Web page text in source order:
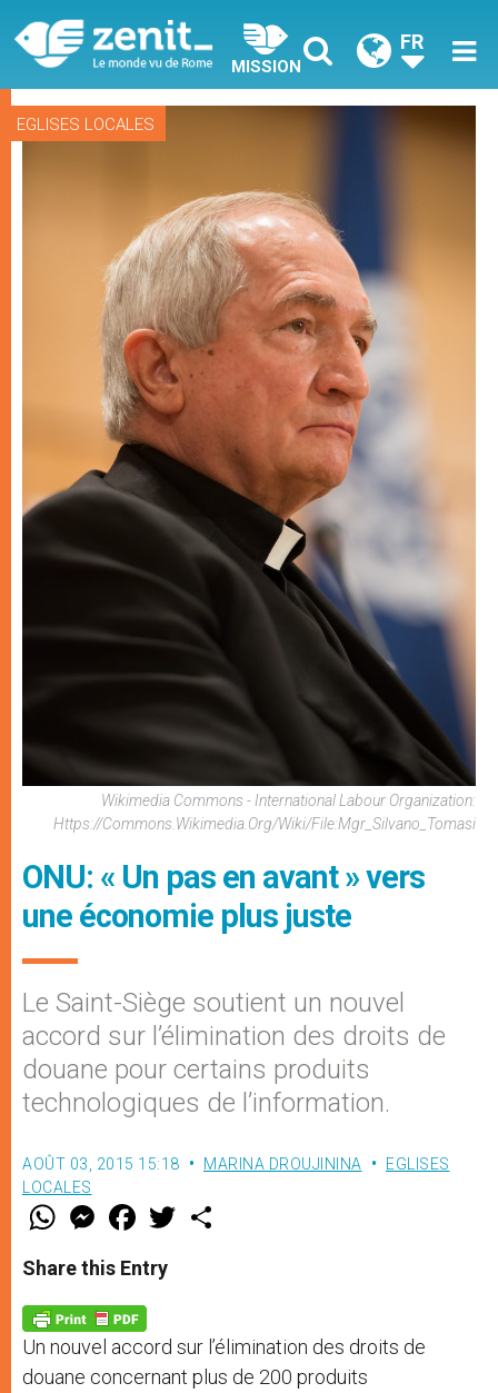
MISSION
FR
EGLISES LOCALES
Wikimedia Commons - International Labour Organization:
Https://commons.wikimedia.org/wiki/File:Mgr_Silvano_Tomasi
ONU: « Un pas en avant » vers
une économie plus juste
Le Saint-Siège soutient un nouvel
accord sur l’élimination des droits de
douane pour certains produits
technologiques de l’information.
AOÛT 03, 2015 15:18 MARINA DROUJININA
EGLISES
LOCALES
W
t
s
p
p
M
e
s
e
g
e
r
F
a
e
b
o
k
w
Share this Entry
Un nouvel accord sur l’élimination des droits de
douane concernant plus de 200 produits